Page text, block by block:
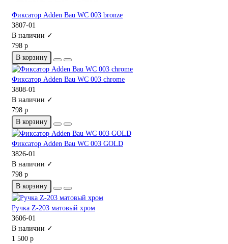
Фиксатор Adden Bau WC 003 bronze
3807-01
В наличии ✓
798 р
В корзину
Фиксатор Adden Bau WC 003 chrome
3808-01
В наличии ✓
798 р
В корзину
Фиксатор Adden Bau WC 003 GOLD
3826-01
В наличии ✓
798 р
В корзину
Ручка Z-203 матовый хром
3606-01
В наличии ✓
1 500 р